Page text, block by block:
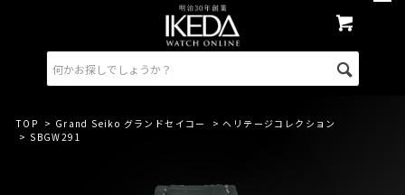
TOP > Grand Seiko グランドセイコー >ヘリテージコレクション
> SBGW291